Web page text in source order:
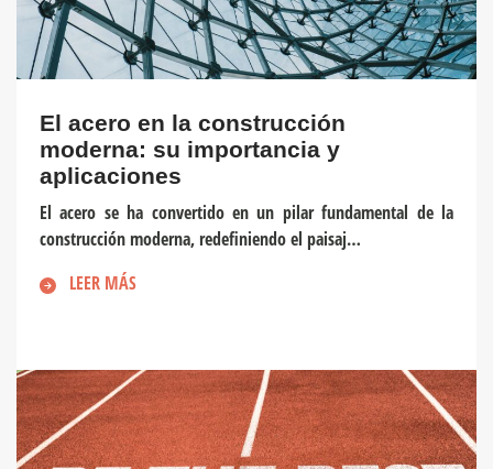
El acero en la construcción
moderna: su importancia y
aplicaciones
El acero se ha convertido en un pilar fundamental de la
construcción moderna, redefiniendo el paisaj…
LEER MÁS